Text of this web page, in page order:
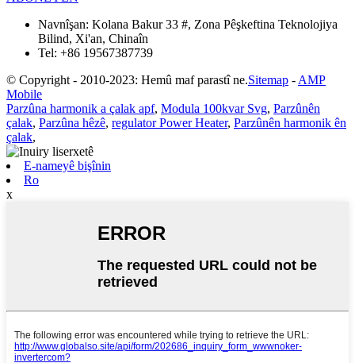
Navnîşan: Kolana Bakur 33 #, Zona Pêşkeftina Teknolojiya
Bilind, Xi'an, Chinaîn
Tel: +86 19567387739
© Copyright - 2010-2023: Hemû maf parastî ne.Sitemap - AMP
Mobile
Parzûna harmonik a çalak apf, Modula 100kvar Svg, Parzûnên
çalak, Parzûna hêzê, regulator Power Heater, Parzûnên harmonik ên
çalak,
E-nameyê bişînin
Ro
x